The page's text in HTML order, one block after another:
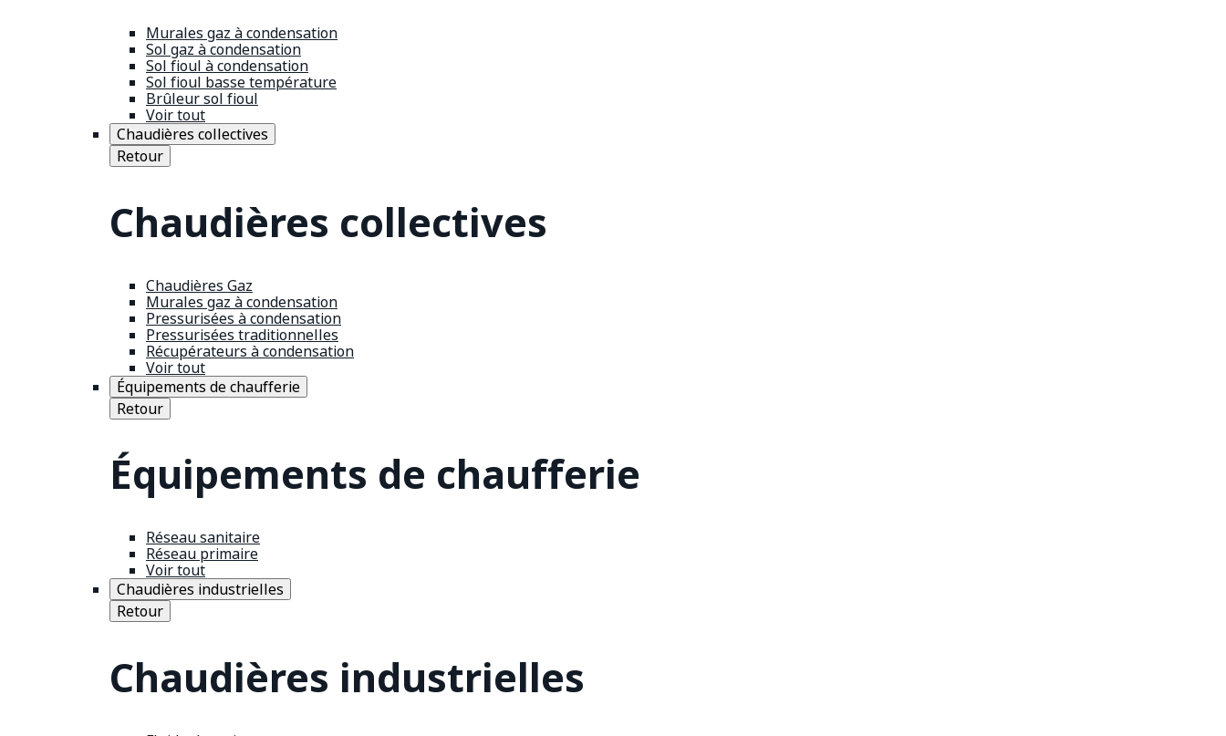
Murales gaz à condensation
Sol gaz à condensation
Sol fioul à condensation
Sol fioul basse température
Brûleur sol fioul
Voir tout
Chaudières collectives
Retour
Chaudières collectives
Chaudières Gaz
Murales gaz à condensation
Pressurisées à condensation
Pressurisées traditionnelles
Récupérateurs à condensation
Voir tout
Équipements de chaufferie
Retour
Équipements de chaufferie
Réseau sanitaire
Réseau primaire
Voir tout
Chaudières industrielles
Retour
Chaudières industrielles